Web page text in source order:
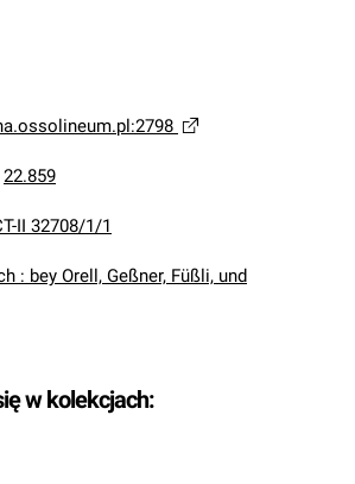
22.859
II 32708/1/1
: bey Orell, Geßner, Füßli, und
w kolekcjach: